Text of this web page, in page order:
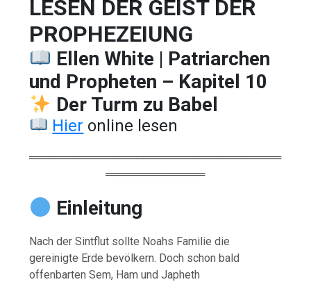
LESEN DER GEIST DER
PROPHEZEIUNG
Ellen White | Patriarchen
und Propheten – Kapitel 10
Der Turm zu Babel
Hier online lesen
═════════════════════════════════
═════════════
Einleitung
Nach der Sintflut sollte Noahs Familie die
gereinigte Erde bevölkern. Doch schon bald
offenbarten Sem, Ham und Japheth